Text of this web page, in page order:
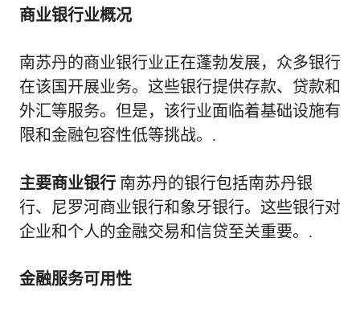
商业银行业概况
南苏丹的商业银行业正在蓬勃发展，众多银行
在该国开展业务。这些银行提供存款、贷款和
外汇等服务。但是，该行业面临着基础设施有
限和金融包容性低等挑战。.
主要商业银行 南苏丹的银行包括南苏丹银
行、尼罗河商业银行和象牙银行。这些银行对
企业和个人的金融交易和信贷至关重要。.
金融服务可用性